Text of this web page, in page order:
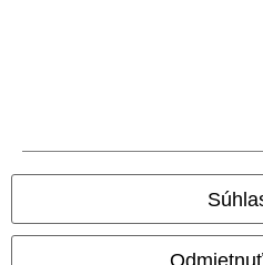
Naše online obchody